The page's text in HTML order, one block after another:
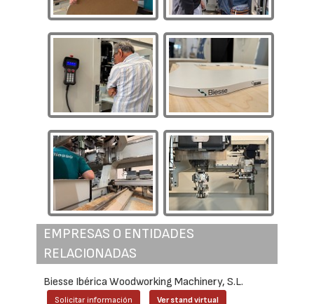
EMPRESAS O ENTIDADES
RELACIONADAS
Biesse Ibérica Woodworking Machinery, S.L.
Solicitar información Ver stand virtual